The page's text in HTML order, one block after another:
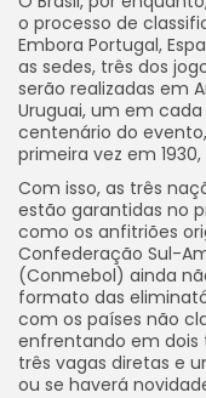
o processo de
Embora Portugal,
as sedes, três dos
serão realizadas em
Uruguai, um em
centenário do
primeira vez em
Com isso, as três
estão garantidas no
como os anfitriões
Confederação Sul-
(Conmebol) ainda
formato das
com os países não
enfrentando em dois
três vagas diretas e
ou se haverá